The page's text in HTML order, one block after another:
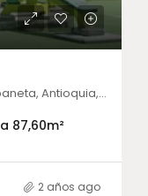
Cl. 61 Sur #39-70, Alto Las Flores, Sabaneta, Antioquia, Colombia
87,60m²
2 años ago